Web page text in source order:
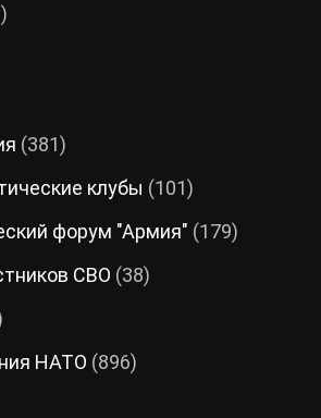
(381)
клубы (101)
форум "Армия" (179)
СВО (38)
НАТО (896)